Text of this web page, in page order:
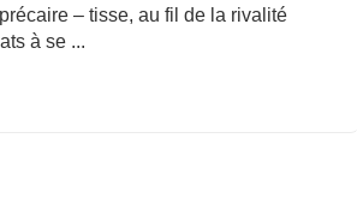
– tisse, au fil de la rivalité
à se ...